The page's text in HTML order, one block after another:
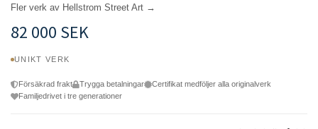
Fler verk av Hellstrom Street Art →
82 000 SEK
UNIKT VERK
Försäkrad frakt Trygga betalningar
Certifikat medföljer alla originalverk
Familjedrivet i tre generationer